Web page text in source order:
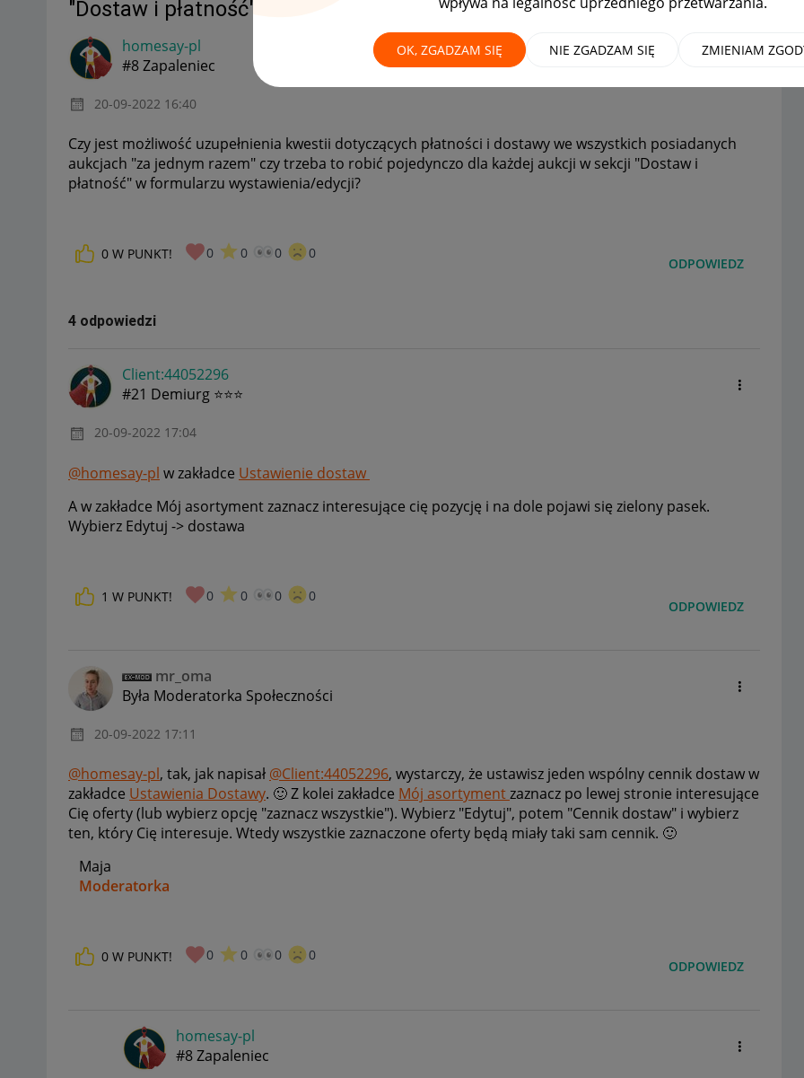
OK, ZGADZAM SIĘ NIE ZGADZAM SIĘ ZMIENIAM
"Dostaw i płatność" w formularzu wystawienia/edycji
homesay-pl
#8 Zapaleniec
‎20-09-2022 16:40
Czy jest możliwość uzupełnienia kwestii dotyczących płatności i dostawy we wszystkich posiadanych
aukcjach "za jednym razem" czy trzeba to robić pojedynczo dla każdej aukcji w sekcji "Dostaw i
płatność" w formularzu wystawienia/edycji?
0 W PUNKT! 0 0 0 0
ODPOWIEDZ
4 odpowiedzi
Client:44052296
#21 Demiurg ⭐⭐⭐
‎20-09-2022 17:04
@homesay-pl w zakładce Ustawienie dostaw
A w zakładce Mój asortyment zaznacz interesujące cię pozycję i na dole pojawi się zielony pasek.
Wybierz Edytuj -> dostawa
1 W PUNKT! 0 0 0 0
ODPOWIEDZ
mr_oma
Była Moderatorka Społeczności
‎20-09-2022 17:11
@homesay-pl, tak, jak napisał @Client:44052296, wystarczy, że ustawisz jeden wspólny cennik dostaw w
zakładce Ustawienia Dostawy. 🙂Z kolei zakładce Mój asortymentzaznacz po lewej stronie interesujące
Cię oferty (lub wybierz opcję "zaznacz wszystkie"). Wybierz "Edytuj", potem "Cennik dostaw" i wybierz
ten, który Cię interesuje. Wtedy wszystkie zaznaczone oferty będą miały taki sam cennik. 🙂
Maja
Moderatorka
_____________
Daj znać, co myślisz o Allegro Gadane i wypełnij ankietę!
0 W PUNKT! 0 0 0 0
ODPOWIEDZ
homesay-pl
#8 Zapaleniec